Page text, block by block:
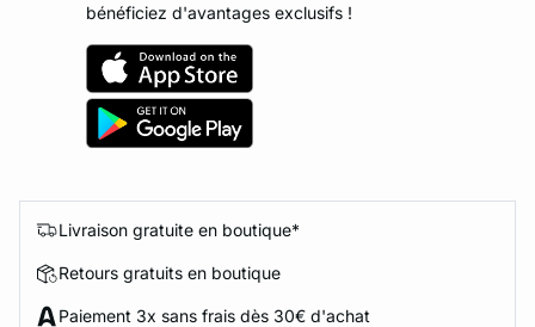
bénéficiez d'avantages exclusifs !
Livraison gratuite en boutique*
Retours gratuits en boutique
Paiement 3x sans frais dès 30€ d'achat